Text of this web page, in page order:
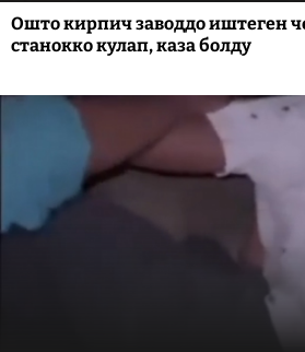
Ошто кирпич заводдо иштеген
станокко кулап, каза болду